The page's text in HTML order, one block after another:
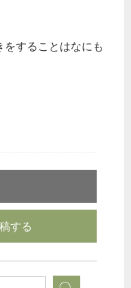
をすることはなにも
する